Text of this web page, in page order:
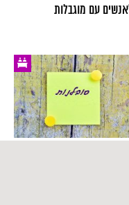
עם מוגבלות